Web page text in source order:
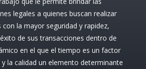
legales a quienes buscan realizar
con la mayor seguridad y rapidez,
de sus transacciones dentro de
en el que el tiempo es un factor
la calidad un elemento determinante